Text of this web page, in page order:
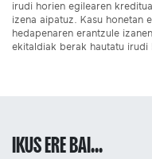
irudi horien egilearen
izena aipatuz. Kasu honetan
hedapenaren erantzule
ekitaldiak berak hautatu
IKUS ERE BAI...